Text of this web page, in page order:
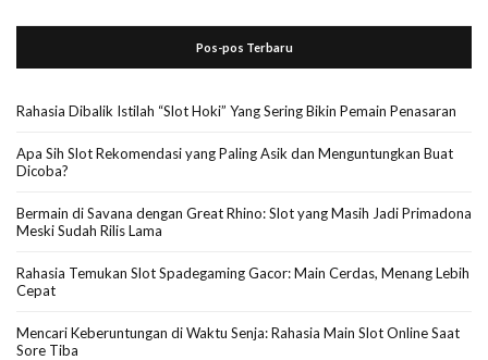
Pos-pos Terbaru
Rahasia Dibalik Istilah “Slot Hoki” Yang Sering Bikin Pemain Penasaran
Apa Sih Slot Rekomendasi yang Paling Asik dan Menguntungkan Buat
Dicoba?
Bermain di Savana dengan Great Rhino: Slot yang Masih Jadi Primadona
Meski Sudah Rilis Lama
Rahasia Temukan Slot Spadegaming Gacor: Main Cerdas, Menang Lebih
Cepat
Mencari Keberuntungan di Waktu Senja: Rahasia Main Slot Online Saat
Sore Tiba